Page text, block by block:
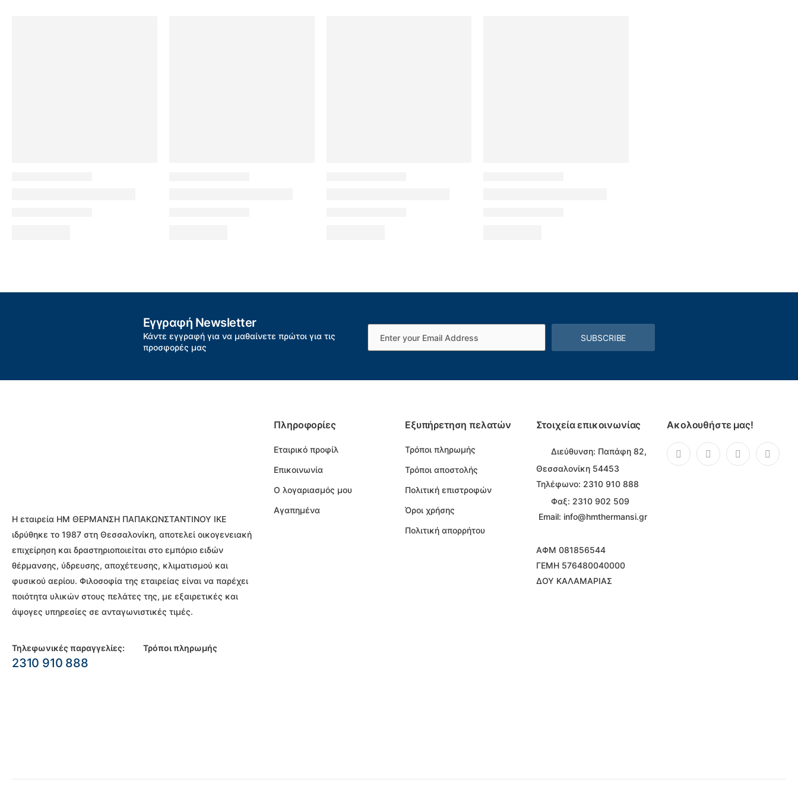
Εγγραφή Newsletter
Κάντε εγγραφή για να μαθαίνετε πρώτοι για τις
προσφορές μας
SUBSCRIBE
Η εταιρεία ΗΜ ΘΕΡΜΑΝΣΗ ΠΑΠΑΚΩΝΣΤΑΝΤΙΝΟΥ ΙΚΕ
ιδρύθηκε το 1987 στη Θεσσαλονίκη, αποτελεί οικογενειακή
επιχείρηση και δραστηριοποιείται στο εμπόριο ειδών
θέρμανσης, ύδρευσης, αποχέτευσης, κλιματισμού και
φυσικού αερίου. Φιλοσοφία της εταιρείας είναι να παρέχει
ποιότητα υλικών στους πελάτες της, με εξαιρετικές και
άψογες υπηρεσίες σε ανταγωνιστικές τιμές.
Τηλεφωνικές παραγγελίες:
2310 910 888
Τρόποι πληρωμής
Πληροφορίες
Εταιρικό προφίλ
Επικοινωνία
Ο λογαριασμός μου
Αγαπημένα
Εξυπήρετηση πελατών
Τρόποι πληρωμής
Τρόποι αποστολής
Πολιτική επιστροφών
Όροι χρήσης
Πολιτική απορρήτου
Στοιχεία επικοινωνίας
Διεύθυνση: Παπάφη 82,
Θεσσαλονίκη 54453
Τηλέφωνο: 2310 910 888
Φαξ: 2310 902 509
Email: info@hmthermansi.gr
ΑΦΜ 081856544
ΓΕΜΗ 576480040000
ΔΟΥ ΚΑΛΑΜΑΡΙΑΣ
Ακολουθήστε μας!